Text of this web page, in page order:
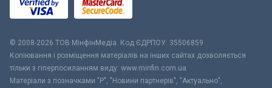
© 2008-2026 ТОВ МiнфiнМедiа. Код ЄДРПОУ: 35506859
Копіювання і розміщення матеріалів на інших сайтах дозволяється
тільки з гіперпосиланням виду: www.minfin.com.ua
Матеріали з позначками "Р", "Новини партнерів", "Актуально",